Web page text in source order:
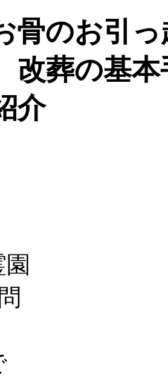
骨のお引
葬の基本
介